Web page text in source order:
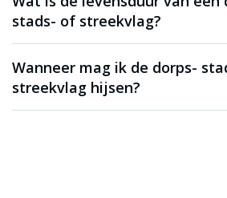
stads- of streekvlag?
Wanneer mag ik de dorps-
streekvlag hijsen?